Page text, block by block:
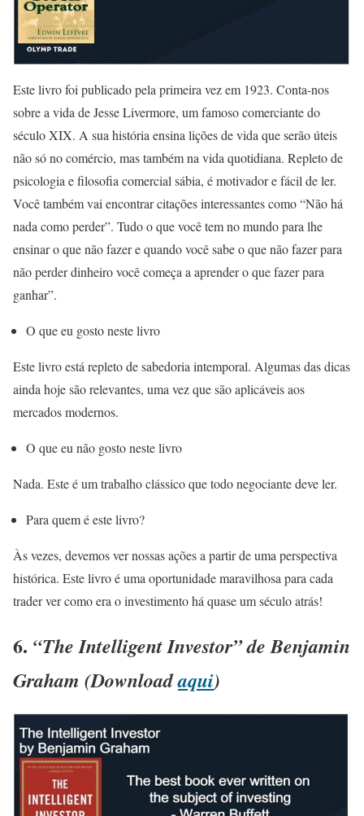
Este livro foi publicado pela primeira vez em 1923. Conta-nos
sobre a vida de Jesse Livermore, um famoso comerciante do
século XIX. A sua história ensina lições de vida que serão úteis
não só no comércio, mas também na vida quotidiana. Repleto de
psicologia e filosofia comercial sábia, é motivador e fácil de ler.
Você também vai encontrar citações interessantes como “Não há
nada como perder”. Tudo o que você tem no mundo para lhe
ensinar o que não fazer e quando você sabe o que não fazer para
não perder dinheiro você começa a aprender o que fazer para
ganhar”.
O que eu gosto neste livro
Este livro está repleto de sabedoria intemporal. Algumas das dicas
ainda hoje são relevantes, uma vez que são aplicáveis aos
mercados modernos.
O que eu não gosto neste livro
Nada. Este é um trabalho clássico que todo negociante deve ler.
Para quem é este livro?
Às vezes, devemos ver nossas ações a partir de uma perspectiva
histórica. Este livro é uma oportunidade maravilhosa para cada
trader ver como era o investimento há quase um século atrás!
6. “The Intelligent Investor” de Benjamin
Graham (Downloadaqui)